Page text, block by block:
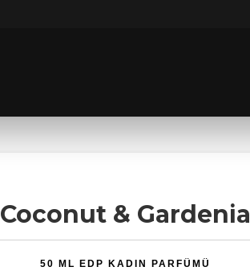
Coconut & Gardenia
50 ML EDP KADIN PARFÜMÜ